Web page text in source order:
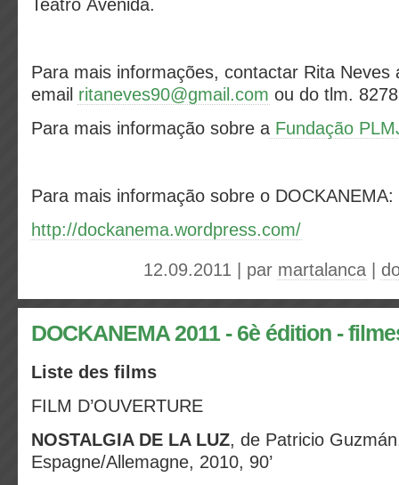
Teatro Avenida.
Para mais informações, contactar Rita Neves
email ritaneves90@gmail.com ou do tlm.
Para mais informação sobre a Fundação
Para mais informação sobre o DOCKANEMA:
http://dockanema.wordpress.com/
12.09.2011 | par martalanca
DOCKANEMA 2011 - 6è édition -
Liste des films
FILM D’OUVERTURE
NOSTALGIA DE LA LUZ, de Patricio
Espagne/Allemagne, 2010, 90’